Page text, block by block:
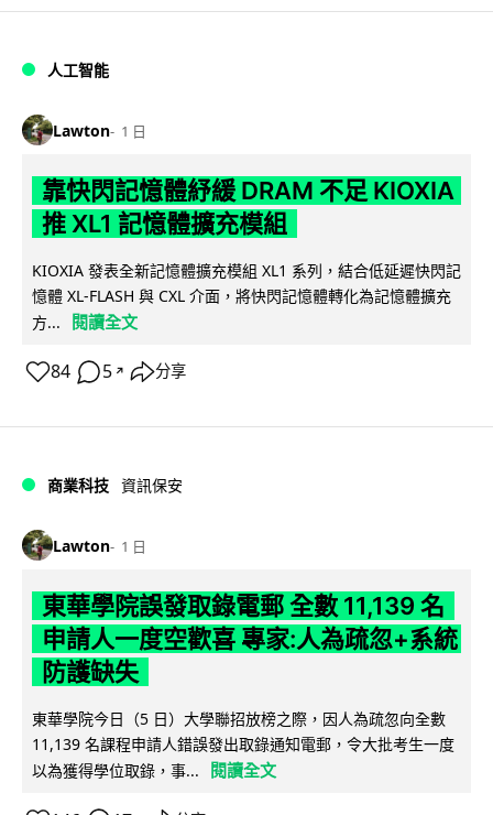
人工智能
Lawton 1 日
靠快閃記憶體紓緩 DRAM 不足 KIOXIA
推 XL1 記憶體擴充模組
KIOXIA 發表全新記憶體擴充模組 XL1 系列，結合低延遲快閃記
憶體 XL-FLASH 與 CXL 介面，將快閃記憶體轉化為記憶體擴充
方...
閱讀全文
84 5 ↗ 分享
商業科技 資訊保安
Lawton 1 日
東華學院誤發取錄電郵 全數 11,139 名
申請人一度空歡喜 專家:人為疏忽+系統
防護缺失
東華學院今日（5 日）大學聯招放榜之際，因人為疏忽向全數
11,139 名課程申請人錯誤發出取錄通知電郵，令大批考生一度
以為獲得學位取錄，事...
閱讀全文